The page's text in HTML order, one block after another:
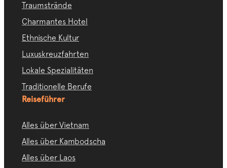
Traumstrände
Charmantes Hotel
Ethnische Kultur
Luxuskreuzfahrten
Lokale Spezialitäten
Traditionelle Berufe
Reiseführer
Alles über Vietnam
Alles über Kambodscha
Alles über Laos